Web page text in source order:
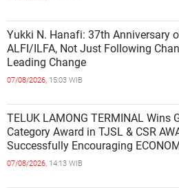
Yukki N. Hanafi: 37th Anniversary
ALFI/ILFA, Not Just Following
Leading Change
07/08/2026, 15:03 WIB
TELUK LAMONG TERMINAL Wins
Category Award in TJSL & CSR
Successfully Encouraging
INDEPENDENCE OF COASTAL
07/08/2026, 14:13 WIB